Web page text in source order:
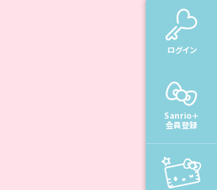
ログイン
Sanrio＋
会員登録